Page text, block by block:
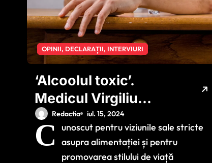
OPINII, DECLARAȚII, INTERVIURI
‘Alcoolul toxic’.
Medicul Virgiliu
Stroescu îi
avertizează pe
românii care beau
Redactia iul. 15, 2024
C
unoscut pentru viziunile sale stricte
asupra alimentației și pentru
promovarea stilului de viață